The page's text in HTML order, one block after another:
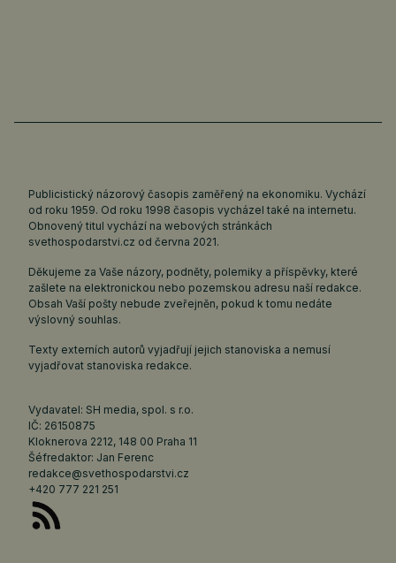
Publicistický názorový časopis zaměřený na ekonomiku. Vychází
od roku 1959. Od roku 1998 časopis vycházel také na internetu.
Obnovený titul vychází na webových stránkách
svethospodarstvi.cz od června 2021.
Děkujeme za Vaše názory, podněty, polemiky a příspěvky, které
zašlete na elektronickou nebo pozemskou adresu naší redakce.
Obsah Vaší pošty nebude zveřejněn, pokud k tomu nedáte
výslovný souhlas.
Texty externích autorů vyjadřují jejich stanoviska a nemusí
vyjadřovat stanoviska redakce.
Vydavatel: SH media, spol. s r.o.
IČ: 26150875
Kloknerova 2212, 148 00 Praha 11
Šéfredaktor: Jan Ferenc
redakce@svethospodarstvi.cz
+420 777 221 251